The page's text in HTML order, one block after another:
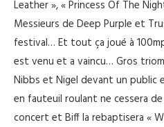
Leather », « Princess Of The
Messieurs de Deep Purple et
festival… Et tout ça joué à
est venu et a vaincu… Gros
Nibbs et Nigel devant un public
en fauteuil roulant ne cessera
concert et Biff la rebaptisera «